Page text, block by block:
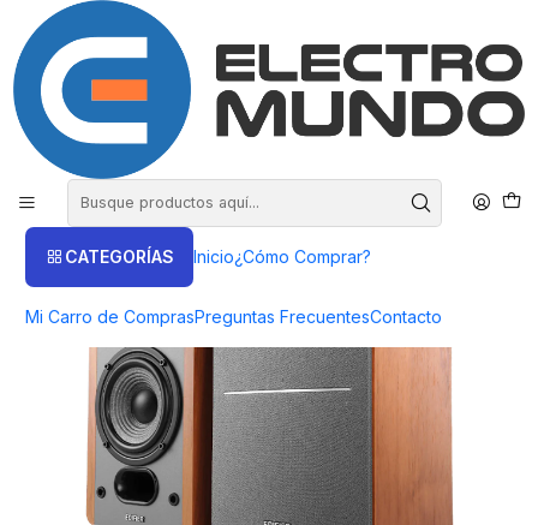
CATEGORÍAS Inicio¿Cómo Comprar?
Mi Carro de ComprasPreguntas FrecuentesContacto
COMPRA HASTA EN 3 CUOTAS SIN INTERES
Inicio Productos AUDIO Parlantes Subwoofer
Parlantes Monitores Pasivos Edifier P12 - ElectroMundo